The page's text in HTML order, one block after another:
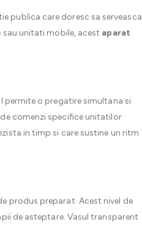
publica care doresc sa serveasca
unitati mobile, acest aparat
permite o pregatire simultana si
comenzi specifice unitatilor
in timp si care sustine un ritm
produs preparat. Acest nivel de
de asteptare. Vasul transparent